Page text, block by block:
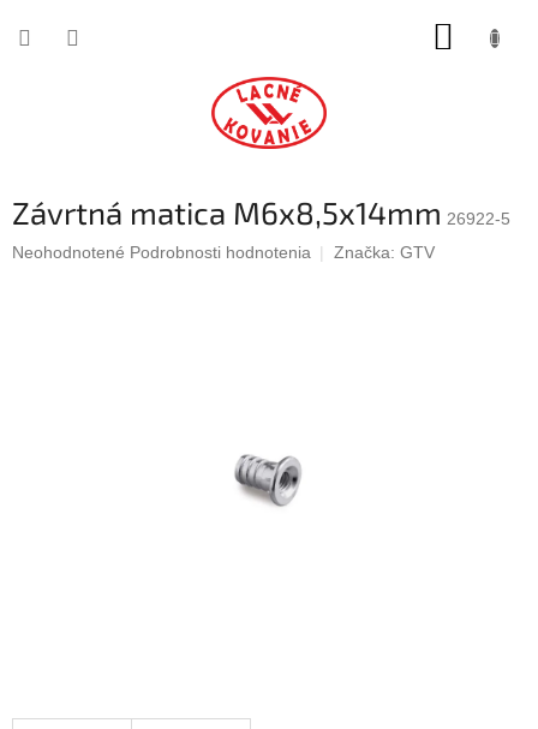
Závrtná matica M6x8,5x14mm 26922-5
Priemerné
Neohodnotené Podrobnosti hodnotenia Značka: GTV